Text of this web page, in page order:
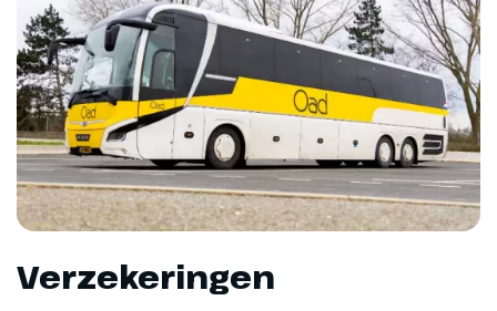
Verzekeringen